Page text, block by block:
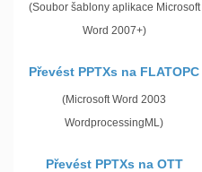
(Soubor šablony aplikace Microsoft
Word 2007+)
Převést PPTXs na FLATOPC
(Microsoft Word 2003
WordprocessingML)
Převést PPTXs na OTT